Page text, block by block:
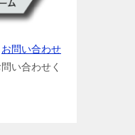
お問い合わせ
い合わせく